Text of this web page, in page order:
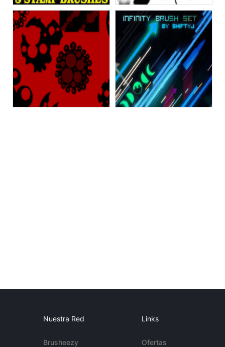
Nuestra Red
Brusheezy
Links
Ofertas